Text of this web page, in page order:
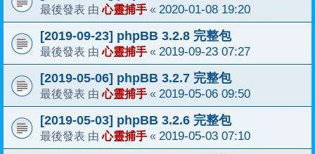
最後發表 由心靈捕手 « 2020-01-08 19:20
[2019-09-23] phpBB 3.2.8 完整包
最後發表 由心靈捕手 « 2019-09-23 07:27
[2019-05-06] phpBB 3.2.7 完整包
最後發表 由心靈捕手 « 2019-05-06 09:50
[2019-05-03] phpBB 3.2.6 完整包
最後發表 由心靈捕手 « 2019-05-03 07:10